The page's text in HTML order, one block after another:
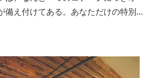
え付けてある。あなただけの特別な